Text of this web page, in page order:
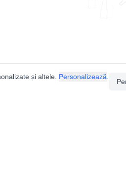
și altele. Personalizează